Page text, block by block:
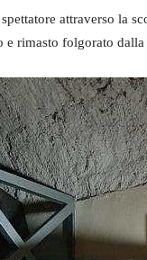
attraverso la
e rimasto folgorato